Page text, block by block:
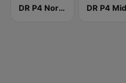
DR P4 Nordjylland